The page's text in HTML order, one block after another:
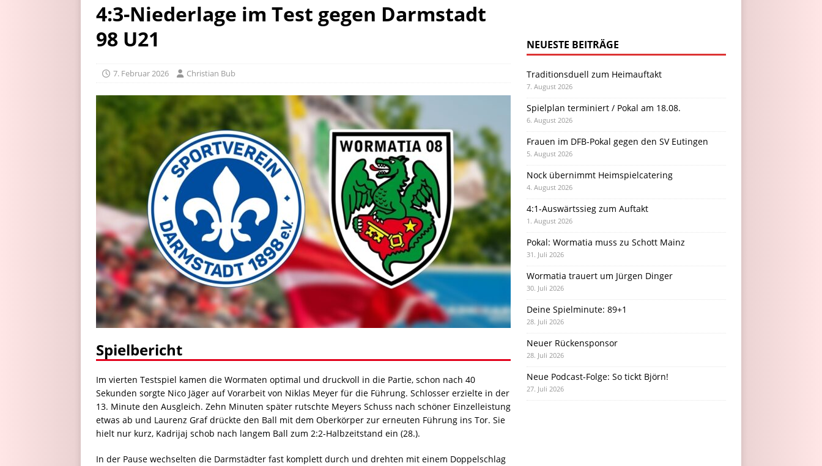
4:3-Niederlage im Test gegen Darmstadt
98 U21
7. Februar 2026 Christian Bub
Spielbericht
Im vierten Testspiel kamen die Wormaten optimal und druckvoll in die Partie, schon nach 40
Sekunden sorgte Nico Jäger auf Vorarbeit von Niklas Meyer für die Führung. Schlosser erzielte in der
13. Minute den Ausgleich. Zehn Minuten später rutschte Meyers Schuss nach schöner Einzelleistung
etwas ab und Laurenz Graf drückte den Ball mit dem Oberkörper zur erneuten Führung ins Tor. Sie
hielt nur kurz, Kadrijaj schob nach langem Ball zum 2:2-Halbzeitstand ein (28.).
In der Pause wechselten die Darmstädter fast komplett durch und drehten mit einem Doppelschlag
NEUESTE BEITRÄGE
Traditionsduell zum Heimauftakt
7. August 2026
Spielplan terminiert / Pokal am 18.08.
6. August 2026
Frauen im DFB-Pokal gegen den SV Eutingen
5. August 2026
Nock übernimmt Heimspielcatering
4. August 2026
4:1-Auswärtssieg zum Auftakt
1. August 2026
Pokal: Wormatia muss zu Schott Mainz
31. Juli 2026
Wormatia trauert um Jürgen Dinger
30. Juli 2026
Deine Spielminute: 89+1
28. Juli 2026
Neuer Rückensponsor
28. Juli 2026
Neue Podcast-Folge: So tickt Björn!
27. Juli 2026